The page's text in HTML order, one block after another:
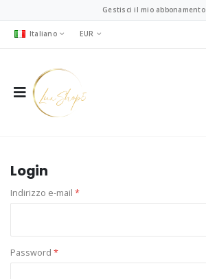
Gestisci il mio abbonamento
Italiano EUR
Login
Indirizzo e-mail *
Password *